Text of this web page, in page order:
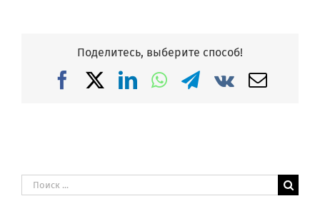
Поделитесь, выберите способ!
FacebookLinkedIn
WhatsApp
Telegram
Vk Email
Результат
поиска: